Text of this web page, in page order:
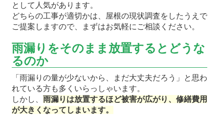
として人気があります。
どちらの工事が適切かは、屋根の現状調査をしたうえで
ご提案しますので、まずはお気軽にご相談ください。
雨漏りをそのまま放置するとどうな
るのか
「雨漏りの量が少ないから、まだ大丈夫だろう」と思わ
れている方も多くいらっしゃいます。
しかし、 雨漏りは放置するほど被害が広がり、修繕費用
が大きくなってしまいます。